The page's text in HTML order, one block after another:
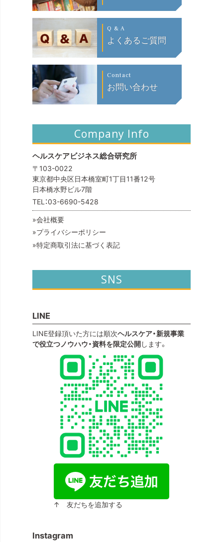
Q & A
よくあるご質問
Contact
お問い合わせ
Company Info
ヘルスケアビジネス総合研究所
〒103-0022
東京都中央区日本橋室町1丁目11番12号
日本橋水野ビル7階
TEL：03-6690-5428
会社概要
プライバシーポリシー
特定商取引法に基づく表記
SNS
LINE
LINE登録頂いた方には順次ヘルスケア・新規事業
で役立つノウハウ・資料を限定公開します。
↑ 友だちを追加する
Instagram